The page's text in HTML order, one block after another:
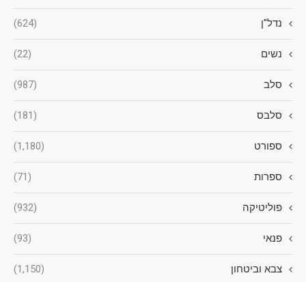
נדל"ן (624)
נשים (22)
סלב (987)
סלבס (181)
ספורט (1,180)
ספרות (71)
פוליטיקה (932)
פנאי (93)
צבא וביטחון (1,150)